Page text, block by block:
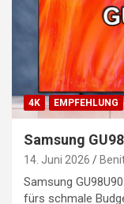
4K EMPFEHLUNG
Samsung
14. Juni 2026
Samsung
fürs schmale